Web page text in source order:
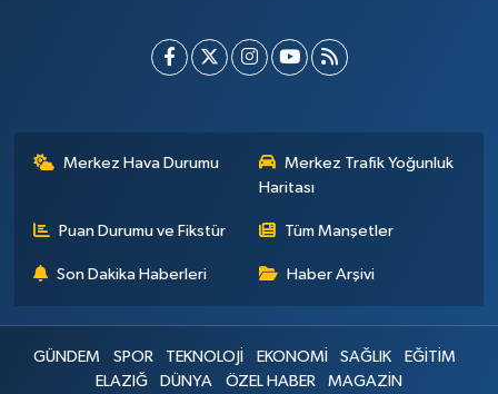
Merkez Hava Durumu
Merkez Trafik Yoğunluk
Haritası
Puan Durumu ve Fikstür Tüm Manşetler
Son Dakika Haberleri Haber Arşivi
GÜNDEM SPOR TEKNOLOJİ EKONOMİ SAĞLIK
EĞİTİM
ELAZIĞ
DÜNYA ÖZEL HABER MAGAZİN